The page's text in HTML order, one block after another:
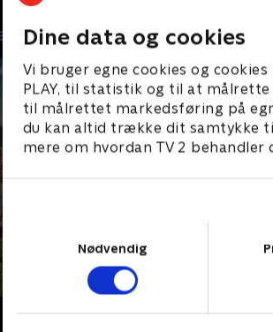
Dine data og cookies
Vi bruger egne cookies og
PLAY, til statistik og til at
til målrettet markedsføring på
du kan altid trække dit samtykke
mere om hvordan TV 2 behandler
Nødvendig
Apple TV